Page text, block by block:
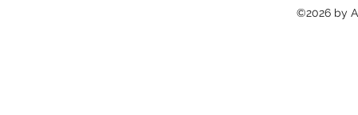
©2026 by